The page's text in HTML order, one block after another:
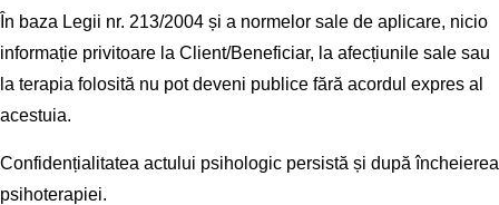
În baza Legii nr. 213/2004 și a normelor sale de aplicare, nicio
informație privitoare la Client/Beneficiar, la afecțiunile sale sau
la terapia folosită nu pot deveni publice fără acordul expres al
acestuia.
Confidențialitatea actului psihologic persistă și după încheierea
psihoterapiei.